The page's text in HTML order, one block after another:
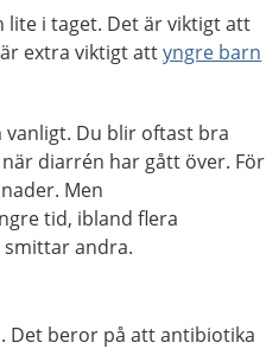
lite i taget. Det är viktigt att
extra viktigt attyngre barn
Du blir oftast bra
diarrén har gått över. För
Men
tid, ibland flera
andra.
Det beror på att antibiotika